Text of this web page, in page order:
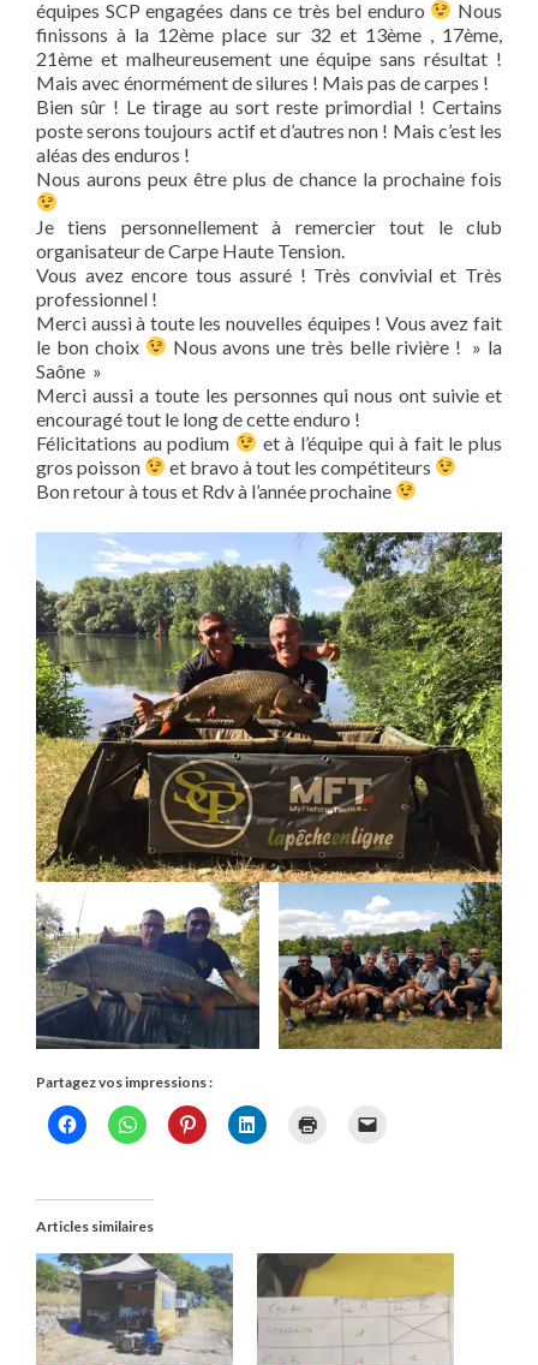
équipes SCP engagées dans ce très bel enduro
Nous
finissons à la 12ème place sur 32 et 13ème , 17ème,
21ème et malheureusement une équipe sans résultat !
Mais avec énormément de silures ! Mais pas de carpes !
Bien sûr ! Le tirage au sort reste primordial ! Certains
poste serons toujours actif et d’autres non ! Mais c’est les
aléas des enduros !
Nous aurons peux être plus de chance la prochaine fois
Je tiens personnellement à remercier tout le club
organisateur de Carpe Haute Tension.
Vous avez encore tous assuré ! Très convivial et Très
professionnel !
Merci aussi à toute les nouvelles équipes ! Vous avez fait
le bon choix
Nous avons une très belle rivière ! » la
Saône »
Merci aussi a toute les personnes qui nous ont suivie et
encouragé tout le long de cette enduro !
Félicitations au podium
et à l’équipe qui à fait le plus
gros poisson
et bravo à tout les compétiteurs
Bon retour à tous et Rdv à l’année prochaine
Partagez vos impressions :
Articles similaires